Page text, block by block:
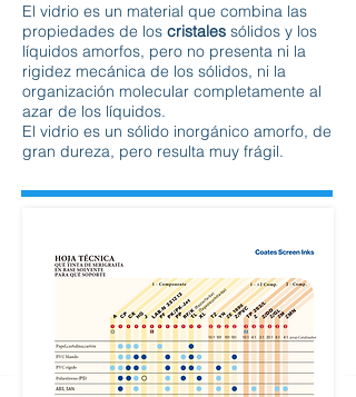
El vidrio es un material que combina las
propiedades de los cristales sólidos y los
líquidos amorfos, pero no presenta ni la
rigidez mecánica de los sólidos, ni la
organización molecular completamente al
azar de los líquidos.
El vidrio es un sólido inorgánico amorfo, de
gran dureza, pero resulta muy frágil.